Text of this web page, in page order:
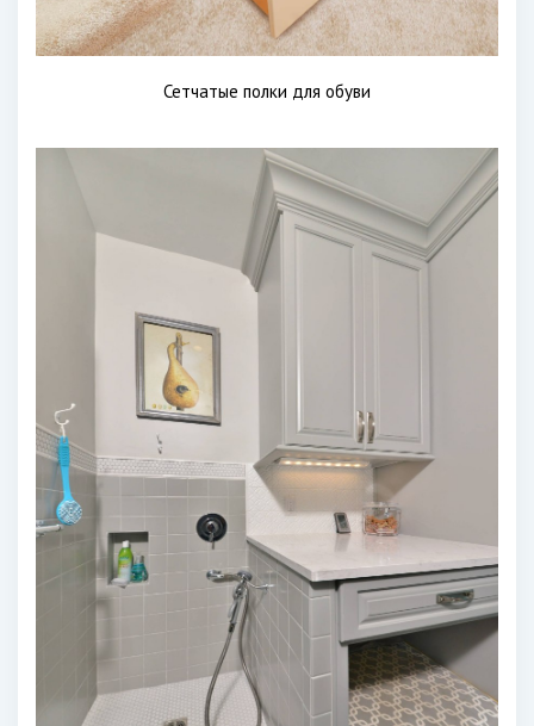
Сетчатые полки для обуви